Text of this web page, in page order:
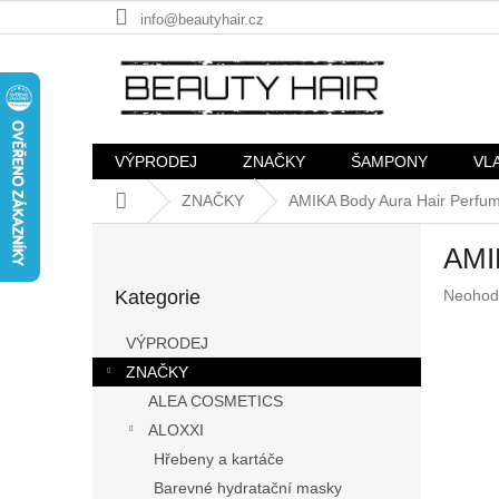
na
info@beautyhair.cz
VÝPRODEJ ZNAČKY ŠAMPONY
Domů ZNAČKY AMIKA Body Aura Hair
a
n
kategorie
Kategorie
VÝPRODEJ
ZNAČKY
ALEA COSMETICS
ALOXXI
Hřebeny a kartáče
Barevné hydratační masky